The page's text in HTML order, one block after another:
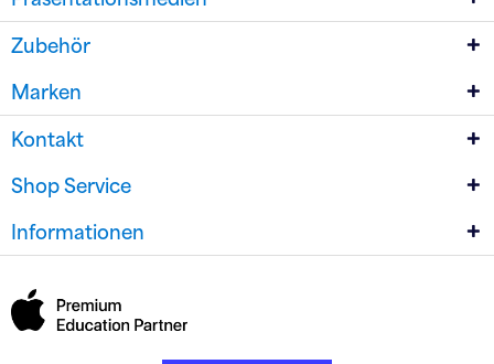
Zubehör
Marken
Kontakt
Shop Service
Informationen